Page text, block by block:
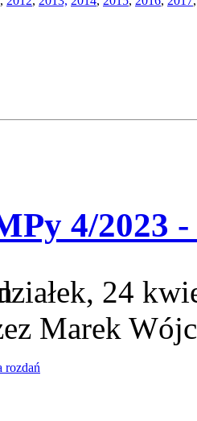
4/2023
24
Marek
rozdań